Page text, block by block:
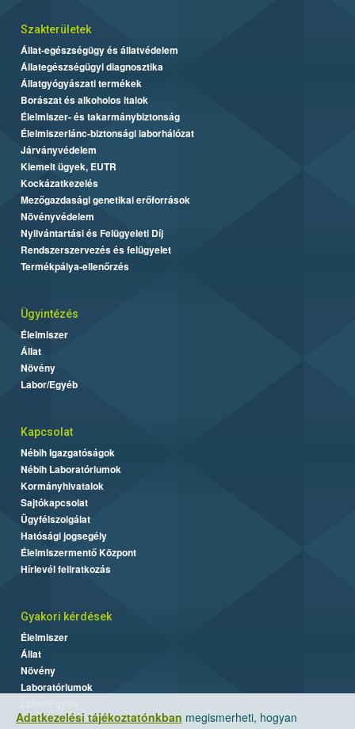
Adatkezelési tájékoztatónkban megismerheti, hogyan
Szakterületek
Állat-egészségügy és állatvédelem
Állategészségügyi diagnosztika
Állatgyógyászati termékek
Borászat és alkoholos italok
Élelmiszer- és takarmánybiztonság
Élelmiszerlánc-biztonsági laborhálózat
Járványvédelem
Kiemelt ügyek, EUTR
Kockázatkezelés
Mezőgazdasági genetikai erőforrások
Növényvédelem
Nyilvántartási és Felügyeleti Díj
Rendszerszervezés és felügyelet
Termékpálya-ellenőrzés
Ügyintézés
Élelmiszer
Állat
Növény
Labor/Egyéb
Kapcsolat
Nébih Igazgatóságok
Nébih Laboratóriumok
Kormányhivatalok
Sajtókapcsolat
Ügyfélszolgálat
Hatósági jogsegély
Élelmiszermentő Központ
Hírlevél feliratkozás
Gyakori kérdések
Élelmiszer
Állat
Növény
Laboratóriumok